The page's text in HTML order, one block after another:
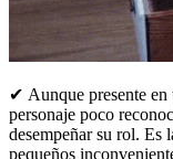
✔ Aunque presente en
personaje poco
desempeñar su rol. Es
pequeños